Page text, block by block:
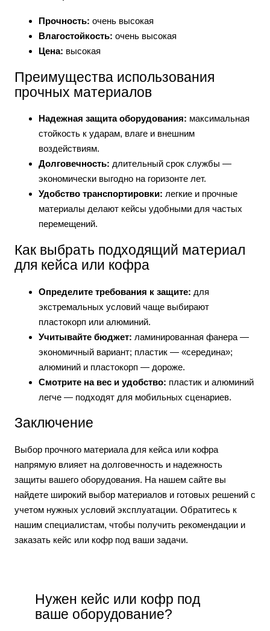
Прочность: очень высокая
Влагостойкость: очень высокая
Цена: высокая
Преимущества использования
прочных материалов
Надежная защита оборудования: максимальная
стойкость к ударам, влаге и внешним
воздействиям.
Долговечность: длительный срок службы —
экономически выгодно на горизонте лет.
Удобство транспортировки: легкие и прочные
материалы делают кейсы удобными для частых
перемещений.
Как выбрать подходящий материал
для кейса или кофра
Определите требования к защите: для
экстремальных условий чаще выбирают
пластокорп или алюминий.
Учитывайте бюджет: ламинированная фанера —
экономичный вариант; пластик — «середина»;
алюминий и пластокорп — дороже.
Смотрите на вес и удобство: пластик и алюминий
легче — подходят для мобильных сценариев.
Заключение
Выбор прочного материала для кейса или кофра
напрямую влияет на долговечность и надежность
защиты вашего оборудования. На нашем сайте вы
найдете широкий выбор материалов и готовых решений с
учетом нужных условий эксплуатации. Обратитесь к
нашим специалистам, чтобы получить рекомендации и
заказать кейс или кофр под ваши задачи.
Нужен кейс или кофр под
ваше оборудование?